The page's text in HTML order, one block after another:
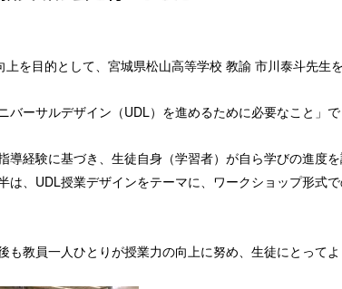
を目的として、宮城県松山高等学校 教諭 市川泰斗先生
ーサルデザイン（UDL）を進めるために必要なこと」で
導経験に基づき、生徒自身（学習者）が自ら学びの進度
は、UDL授業デザインをテーマに、ワークショップ形式
教員一人ひとりが授業力の向上に努め、生徒にとって